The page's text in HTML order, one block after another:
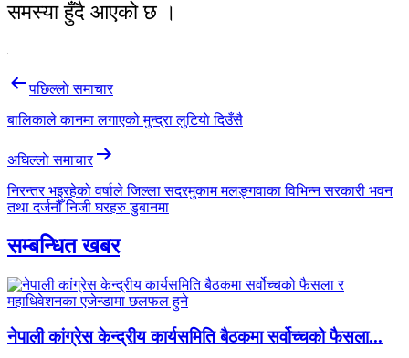
समस्या हुँदै आएको छ ।
Post
navigation
पछिल्लाे समाचार
बालिकाले कानमा लगाएको मुन्द्रा लुटियाे दिउँसै
अघिल्लाे समाचार
निरन्तर भइरहेको वर्षाले जिल्ला सदरमुकाम मलङ्गवाका विभिन्न सरकारी भवन
तथा दर्जनौँ निजी घरहरु डुबानमा
सम्बन्धित खबर
नेपाली कांग्रेस केन्द्रीय कार्यसमिति बैठकमा सर्वोच्चको फैसला...